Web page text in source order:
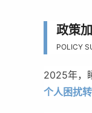
政策
POLICY
2025年，
个人困扰